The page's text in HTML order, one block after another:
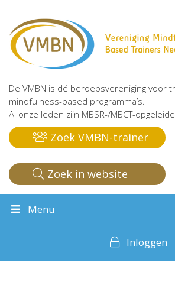
De VMBN is dé beroepsvereniging voor
mindfulness-based programma’s.
Al onze leden zijn MBSR-/MBCT-
Zoek VMBN-trainer
Zoek in website
Menu
Inloggen